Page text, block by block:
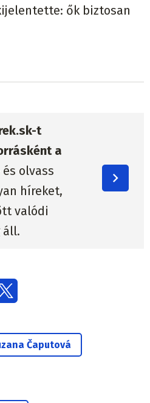
ők biztosan
t
a
és olvass
híreket,
valódi
áll.
Čaputová